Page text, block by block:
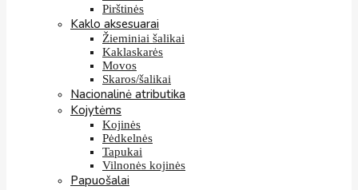
Pirštinės
Kaklo aksesuarai
Žieminiai šalikai
Kaklaskarės
Movos
Skaros/šalikai
Nacionalinė atributika
Kojytėms
Kojinės
Pėdkelnės
Tapukai
Vilnonės kojinės
Papuošalai